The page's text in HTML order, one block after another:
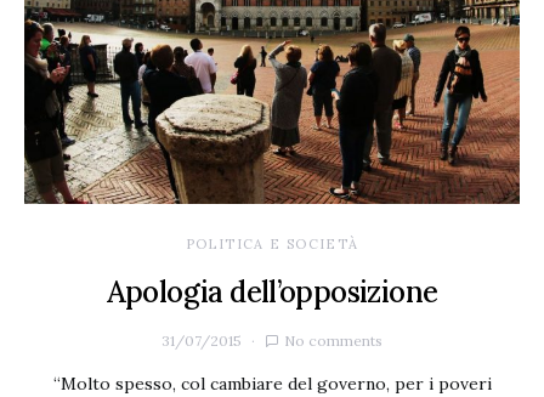
POLITICA E SOCIETÀ
Apologia dell’opposizione
31/07/2015 No comments
“Molto spesso, col cambiare del governo, per i poveri